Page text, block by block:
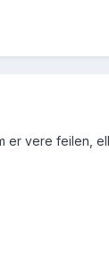
vere feilen,